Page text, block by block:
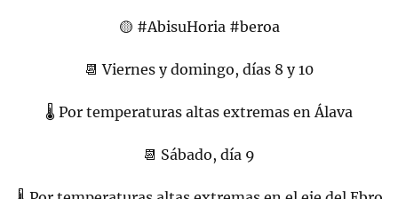
🟡 #AbisuHoria #beroa
📆 Viernes y domingo, días 8 y 10
🌡 Por temperaturas altas extremas en Álava
📆 Sábado, día 9